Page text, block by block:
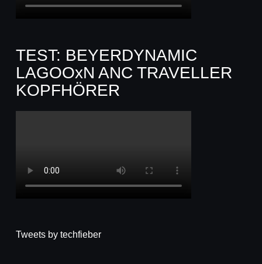
TEST: BEYERDYNAMIC
LAGOOxN ANC TRAVELLER
KOPFHÖRER
Tweets by techfieber